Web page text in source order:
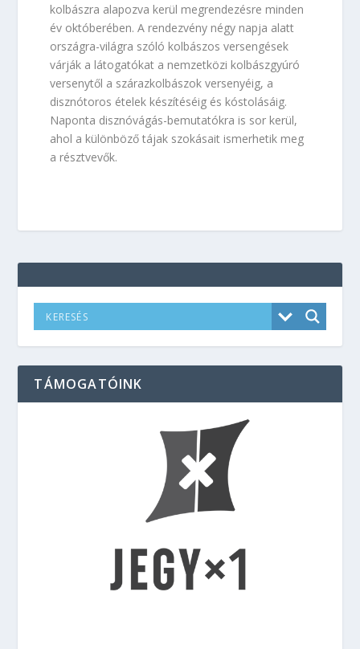
kolbászra alapozva kerül megrendezésre minden
év októberében. A rendezvény négy napja alatt
országra-világra szóló kolbászos versengések
várják a látogatókat a nemzetközi kolbászgyúró
versenytől a szárazkolbászok versenyéig, a
disznótoros ételek készítéséig és kóstolásáig.
Naponta disznóvágás-bemutatókra is sor kerül,
ahol a különböző tájak szokásait ismerhetik meg
a résztvevők.
TÁMOGATÓINK